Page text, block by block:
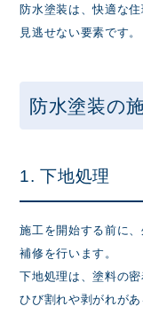
防水塗装は、快適な
見逃せない要素です。
防水塗装の
1. 下地処理
施工を開始する前に
補修を行います。
下地処理は、塗料の
ひび割れや剥がれが